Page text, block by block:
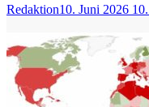
Redaktion10. Juni 2026